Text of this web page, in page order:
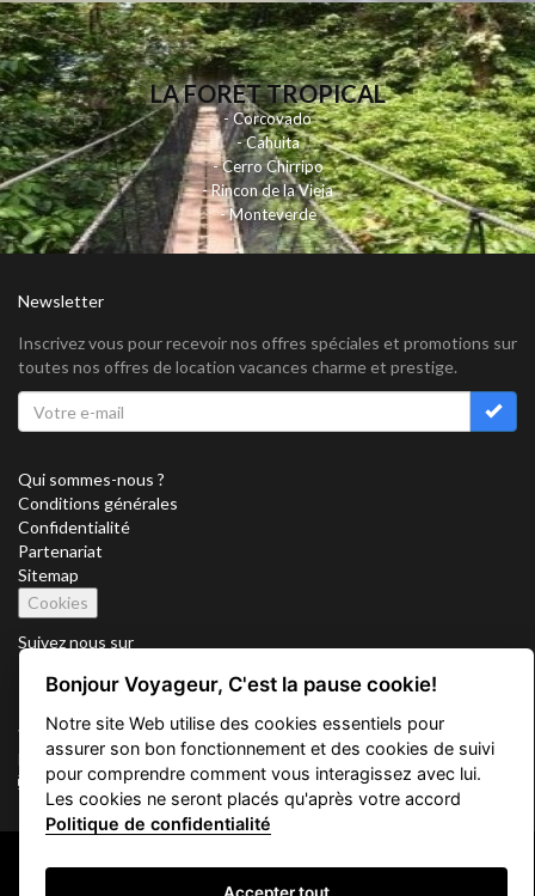
LA FORET TROPICAL
- Corcovado
- Cahuita
- Cerro Chirripo
- Rincon de la Vieja
- Monteverde
Newsletter
Inscrivez vous pour recevoir nos offres spéciales et promotions sur
toutes nos offres de location vacances charme et prestige.
Qui sommes-nous ?
Conditions générales
Confidentialité
Partenariat
Sitemap
Cookies
Suivez nous sur
Vacation Key Corp. 2905 Point East Drive #L-215. Aventura.
FLORIDA 33160.
info@vacationkey.com
Copyright © 2026 Vacation Key Corp.
Bonjour Voyageur, C'est la pause cookie!
Notre site Web utilise des cookies essentiels pour
assurer son bon fonctionnement et des cookies de suivi
pour comprendre comment vous interagissez avec lui.
Les cookies ne seront placés qu'après votre accord
Politique de confidentialité